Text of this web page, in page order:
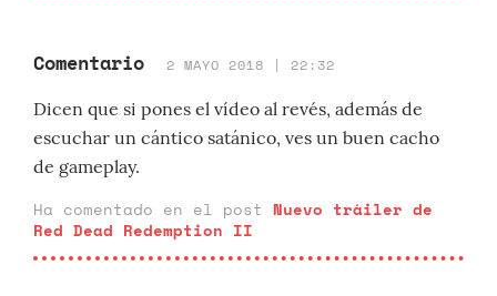
Comentario 2 MAYO 2018 | 22:32
Dicen que si pones el vídeo al revés, además de
escuchar un cántico satánico, ves un buen cacho
de gameplay.
Ha comentado en el post Nuevo tráiler de
Red Dead Redemption II